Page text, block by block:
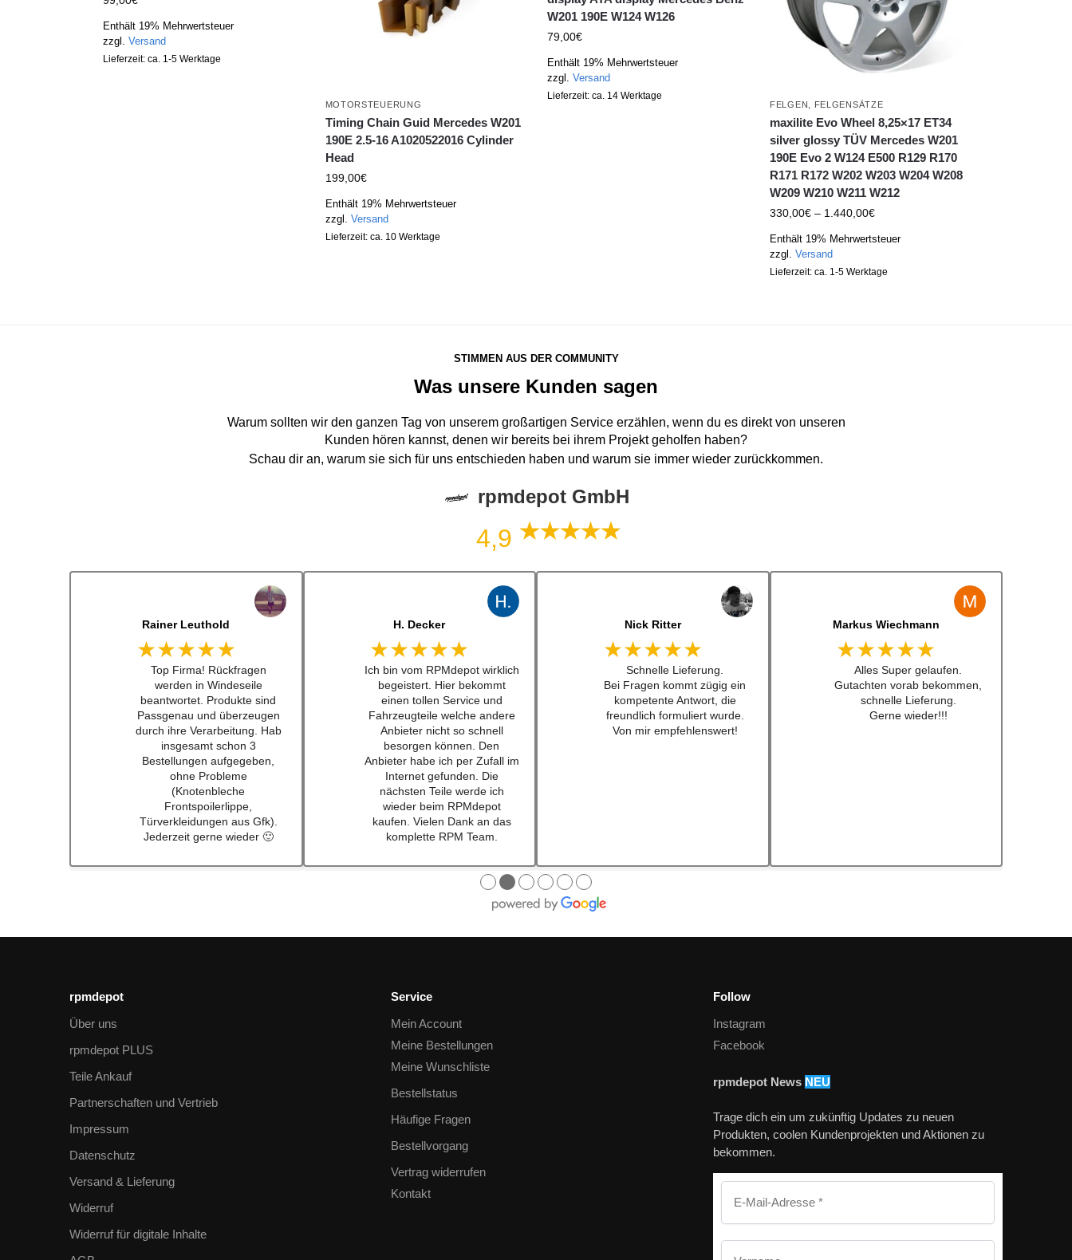
Enthält 19% Mehrwertsteuer
zzgl. Versand
Lieferzeit: ca. 1-5 Werktage
MOTORSTEUERUNG
Timing Chain Guid Mercedes W201
190E 2.5-16 A1020522016 Cylinder
Head
199,00€
Enthält 19% Mehrwertsteuer
zzgl. Versand
Lieferzeit: ca. 10 Werktage
W201 190E W124 W126
79,00€
Enthält 19% Mehrwertsteuer
zzgl.Versand
Lieferzeit: ca. 14 Werktage
FELGEN FELGENSÄTZE
maxilite Evo Wheel 8,25×17 ET34
silver glossy TÜV Mercedes W201
190E Evo 2 W124 E500 R129 R170
R171 R172 W202 W203 W204 W208
W209 W210 W211 W212
330,00€ – 1.440,00€
Enthält 19% Mehrwertsteuer
zzgl.Versand
Lieferzeit: ca. 1-5 Werktage
STIMMEN AUS DER COMMUNITY
Was unsere Kunden sagen
Warum sollten wir den ganzen Tag von unserem großartigen Service erzählen, wenn du es direkt von unseren
Kunden hören kannst, denen wir bereits bei ihrem Projekt geholfen haben?
Schau dir an, warum sie sich für uns entschieden haben und warum sie immer wieder zurückkommen.
rpmdepot GmbH
4,9
Rainer Leuthold
★★★★★
Top Firma! Rückfragen
werden in Windeseile
beantwortet. Produkte sind
Passgenau und überzeugen
durch ihre Verarbeitung. Hab
insgesamt schon 3
Bestellungen aufgegeben,
ohne Probleme
(Knotenbleche
Frontspoilerlippe,
Türverkleidungen aus Gfk).
Jederzeit gerne wieder 🙂
H. Decker
★★★★★
Ich bin vom RPMdepot wirklich
begeistert. Hier bekommt
einen tollen Service und
Fahrzeugteile welche andere
Anbieter nicht so schnell
besorgen können. Den
Anbieter habe ich per Zufall im
Internet gefunden. Die
nächsten Teile werde ich
wieder beim RPMdepot
kaufen. Vielen Dank an das
komplette RPM Team.
Nick Ritter
★★★★★
Schnelle Lieferung.
Bei Fragen kommt zügig ein
kompetente Antwort, die
freundlich formuliert wurde.
Von mir empfehlenswert!
Markus Wiechmann
★★★★★
Alles Super gelaufen.
Gutachten vorab bekommen,
schnelle Lieferung.
Gerne wieder!!!
●●●●●●
rpmdepot
Über uns
rpmdepot PLUS
Teile Ankauf
Partnerschaften und Vertrieb
Impressum
Datenschutz
Versand & Lieferung
Widerruf
Widerruf für digitale Inhalte
Service
Mein Account
Meine Bestellungen
Meine Wunschliste
Bestellstatus
Häufige Fragen
Bestellvorgang
Vertrag widerrufen
Kontakt
Follow
Instagram
Facebook
rpmdepot News NEU
Trage dich ein um zukünftig Updates zu neuen
Produkten, coolen Kundenprojekten und Aktionen zu
bekommen.